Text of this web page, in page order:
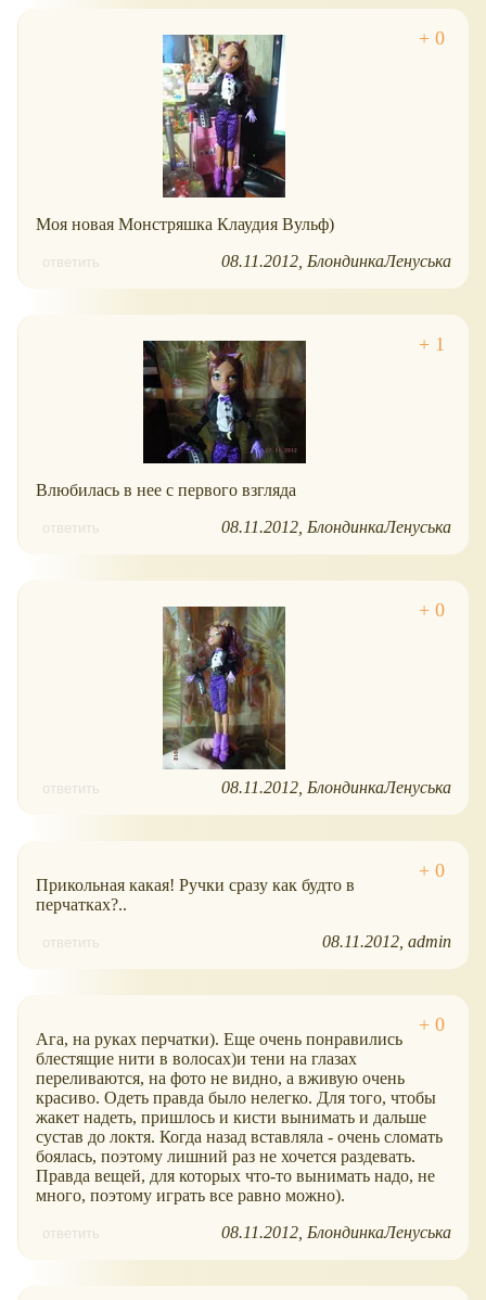
Моя новая Монстряшка Клаудия Вульф)
ответить 08.11.2012 БлондинкаЛенуська
Влюбилась в нее с первого взгляда
ответить 08.11.2012 БлондинкаЛенуська
ответить 08.11.2012 БлондинкаЛенуська
Прикольная какая! Ручки сразу как будто в
перчатках?..
ответить 08.11.2012 admin
Ага, на руках перчатки). Еще очень понравились
блестящие нити в волосах)и тени на глазах
переливаются, на фото не видно, а вживую очень
красиво. Одеть правда было нелегко. Для того, чтобы
жакет надеть, пришлось и кисти вынимать и дальше
сустав до локтя. Когда назад вставляла - очень сломать
боялась, поэтому лишний раз не хочется раздевать.
Правда вещей, для которых что-то вынимать надо, не
много, поэтому играть все равно можно).
ответить 08.11.2012 БлондинкаЛенуська